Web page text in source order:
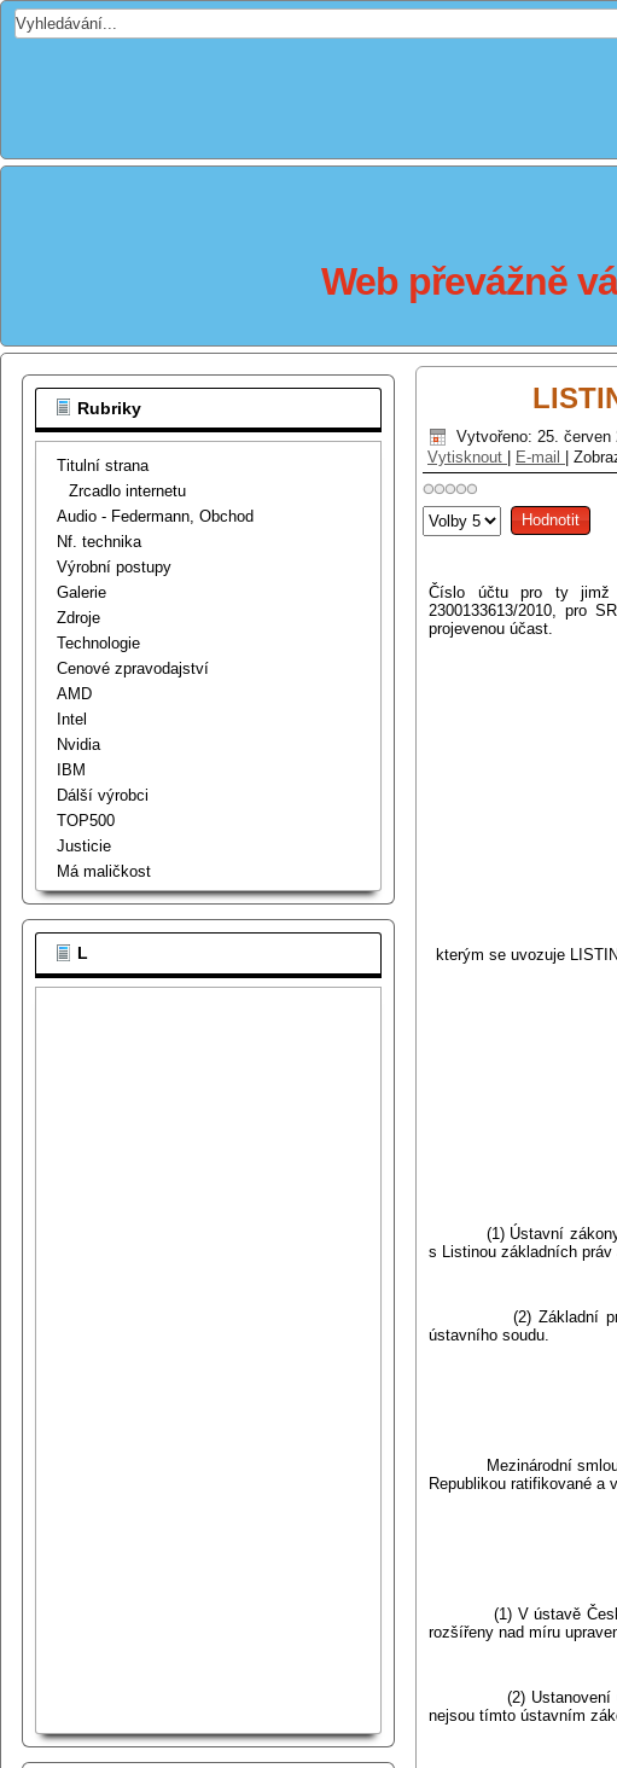
Web převážně
Rubriky
Titulní strana
Zrcadlo internetu
Audio - Federmann, Obchod
Nf. technika
Výrobní postupy
Galerie
Zdroje
Technologie
Cenové zpravodajství
AMD
Intel
Nvidia
IBM
Dálší výrobci
TOP500
Justicie
Má maličkost
L
Vytvořeno: 25. červen
Vytisknout
E-mail
Hodnoťte
prosím
Číslo účtu pro ty jimž
2300133613/2010, pro
projevenou účast.
kterým se uvozuje
(1) Ústavní zákony,
s Listinou základních práv
(2) Základní práva a
ústavního soudu.
Mezinárodní smlouvy
Republikou ratifikované a
(1) V ústavě České
rozšířeny nad míru
(2) Ustanovení
nejsou tímto ústavním